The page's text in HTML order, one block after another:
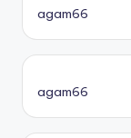
agam66
agam66